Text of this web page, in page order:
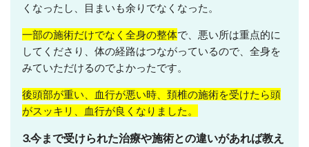
くなったし、目まいも余りでなくなった。
一部の施術だけでなく全身の整体で、悪い所は重点的に
してくださり、体の経路はつながっているので、全身を
みていただけるのでよかったです。
後頭部が重い、血行が悪い時、頚椎の施術を受けたら頭
がスッキリ、血行が良くなりました。
3.今まで受けられた治療や施術との違いがあれば教え